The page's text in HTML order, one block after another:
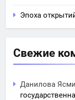
Эпоха
Свежие
Данилова